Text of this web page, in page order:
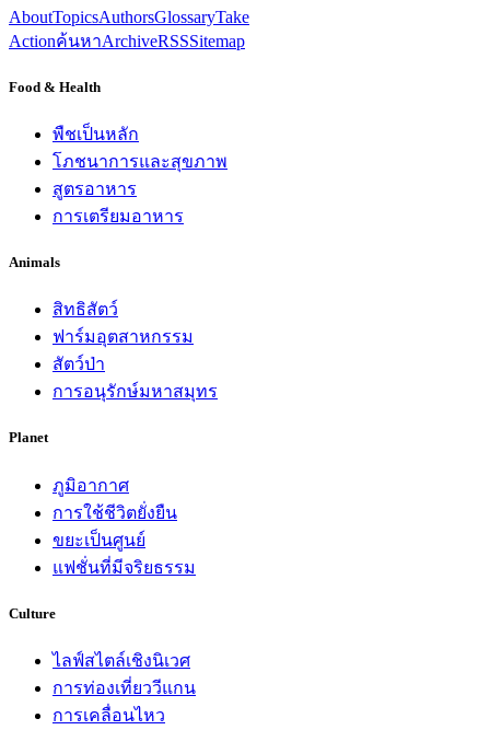
AboutTopicsAuthorsGlossaryTake
Actionค้นหาArchiveRSSSitemap
Food & Health
พืชเป็นหลัก
โภชนาการและสุขภาพ
สูตรอาหาร
การเตรียมอาหาร
Animals
สิทธิสัตว์
ฟาร์มอุตสาหกรรม
สัตว์ป่า
การอนุรักษ์มหาสมุทร
Planet
ภูมิอากาศ
การใช้ชีวิตยั่งยืน
ขยะเป็นศูนย์
แฟชั่นที่มีจริยธรรม
Culture
ไลฟ์สไตล์เชิงนิเวศ
การท่องเที่ยววีแกน
การเคลื่อนไหว